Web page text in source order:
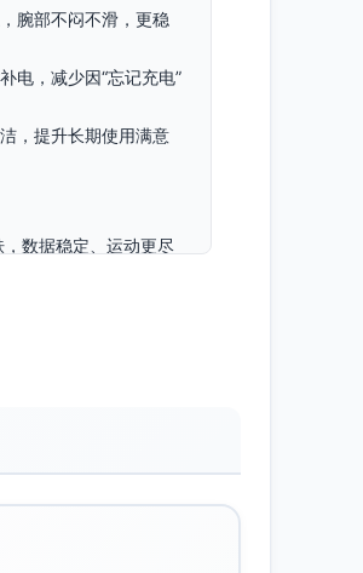
腕部不闷不滑，更稳
电，减少因“忘记充电”
，提升长期使用满意
数据稳定、运动更尽